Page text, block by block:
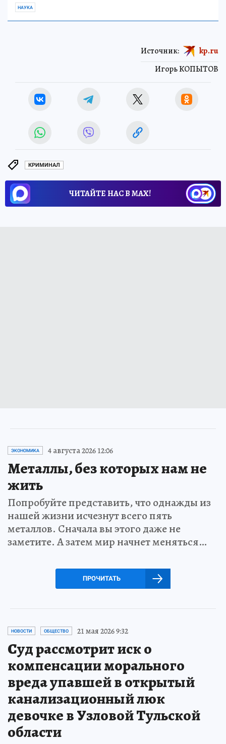
НАУКА
Игорь КОПЫТОВ
Источник: kp.ru
КРИМИНАЛ
ЧИТАЙТЕ НАС В МАХ!
ЭКОНОМИКА 4 августа 2026 12:06
Металлы, без которых нам не
жить
Попробуйте представить, что однажды из
нашей жизни исчезнут всего пять
металлов. Сначала вы этого даже не
заметите. А затем мир начнет меняться…
ПРОЧИТАТЬ
НОВОСТИ ОБЩЕСТВО 21 мая 2026 9:32
Суд рассмотрит иск о
компенсации морального
вреда упавшей в открытый
канализационный люк
девочке в Узловой Тульской
области